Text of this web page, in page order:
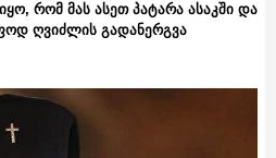
რომ მას ასეთ პატარა ასაკში და
ღვიძლის გადანერგვა